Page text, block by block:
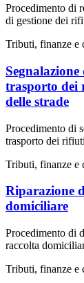
Procedimento di
di gestione dei
Tributi, finanze e
trasporto dei
delle strade
Procedimento di
trasporto dei
Tributi, finanze e
Riparazione
domiciliare
Procedimento di
raccolta
Tributi, finanze e